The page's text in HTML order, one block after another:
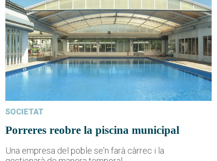
SOCIETAT
Porreres reobre la piscina municipal
Una empresa del poble se'n farà càrrec i la